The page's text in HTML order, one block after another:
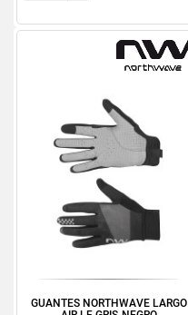
GUANTES NORTHWAVE LARGO